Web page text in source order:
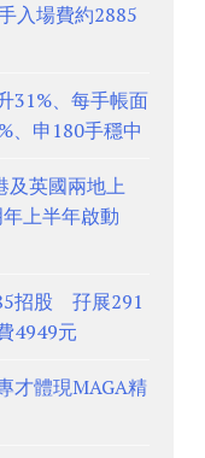
入場費約2885
31%、每手帳面
、申180手穩中
及英國兩地上
上半年啟動
招股 孖展291
4949元
才體現MAGA精